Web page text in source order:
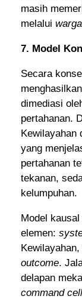
masih
melalui
7. Model
Secara
dimediasi
pertahanan.
Kewilayahan
yang
pertahanan
tekanan,
kelumpuhan.
Model
elemen:
outcome.
delapan
command